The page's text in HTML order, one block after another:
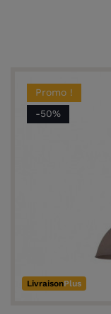
LivraisonPlus
Promo !
-50%